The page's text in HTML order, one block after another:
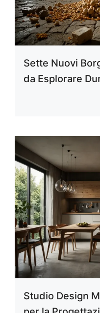
Sette Nuovi
da Esplorare
Studio Design